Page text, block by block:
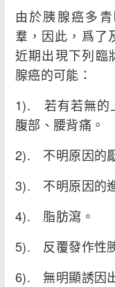
綜合
疾病
由於胰腺癌多
羣，因此，爲了
近期出現下列臨
腺癌的可能：
1). 若有若無的
腹部、腰背痛。
2). 不明原因的
3). 不明原因的
4). 脂肪瀉。
5). 反覆發作性
6). 無明顯誘因